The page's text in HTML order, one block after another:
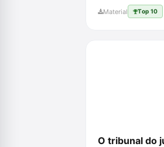
Material Top 10
O tribunal do